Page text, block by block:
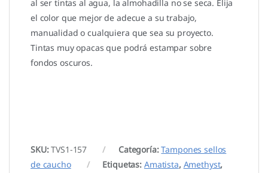
al ser tintas al agua, la almohadilla no se seca. Elija
el color que mejor de adecue a su trabajo,
manualidad o cualquiera que sea su proyecto.
Tintas muy opacas que podrá estampar sobre
fondos oscuros.
SKU:TVS1-157 Categoría:Tampones sellos
de caucho
Etiquetas: Amatista, Amethyst,